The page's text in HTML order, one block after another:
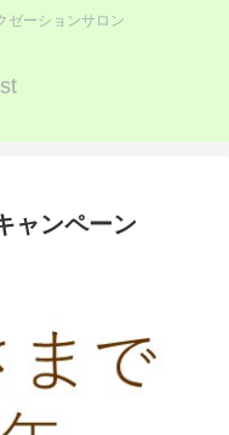
ゼーションサロン
ャンペーン